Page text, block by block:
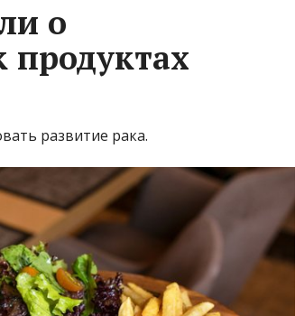
о
развитие рака.